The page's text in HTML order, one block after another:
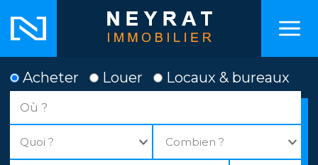
Acheter Louer Locaux & bureaux